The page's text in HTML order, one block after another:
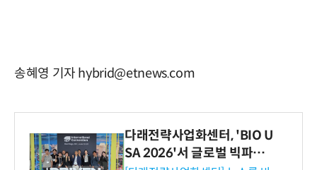
송혜영 기자 hybrid@etnews.com
다래전략사업화센터, 'BIO U
SA 2026'서 글로벌 빅파마